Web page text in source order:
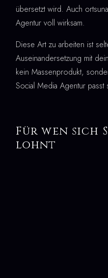
übersetzt wird. Auch
Agentur voll wirksam.
Diese Art zu arbeiten ist
Auseinandersetzung mit
kein Massenprodukt,
Social Media Agentur
Für wen sich
lohnt